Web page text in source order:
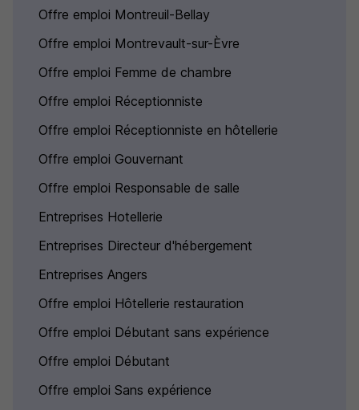
Offre emploi Montreuil-Bellay
Offre emploi Montrevault-sur-Èvre
Offre emploi Femme de chambre
Offre emploi Réceptionniste
Offre emploi Réceptionniste en hôtellerie
Offre emploi Gouvernant
Offre emploi Responsable de salle
Entreprises Hotellerie
Entreprises Directeur d'hébergement
Entreprises Angers
Offre emploi Hôtellerie restauration
Offre emploi Débutant sans expérience
Offre emploi Débutant
Offre emploi Sans expérience